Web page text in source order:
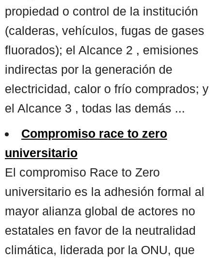
propiedad o control de la institución
(calderas, vehículos, fugas de gases
fluorados); el Alcance 2 , emisiones
indirectas por la generación de
electricidad, calor o frío comprados; y
el Alcance 3 , todas las demás ...
Compromiso race to zero
universitario
El compromiso Race to Zero
universitario es la adhesión formal al
mayor alianza global de actores no
estatales en favor de la neutralidad
climática, liderada por la ONU, que